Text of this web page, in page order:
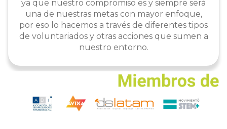
ya que nuestro compromiso es y siempre será
una de nuestras metas con mayor enfoque,
por eso lo hacemos a través de diferentes tipos
de voluntariados y otras acciones que sumen a
nuestro entorno.